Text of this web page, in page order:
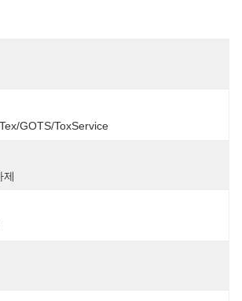
GOTS/ToxService
제